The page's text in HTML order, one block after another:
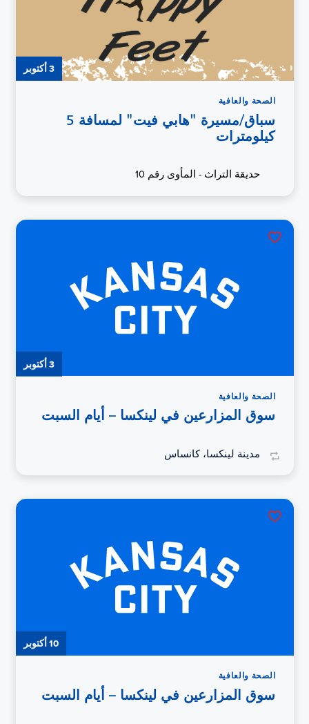
3 أكتوبر
الصحة والعافية
سباق/مسيرة "هابي فيت" لمسافة 5
كيلومترات
حديقة التراث - المأوى رقم 10
3 أكتوبر
الصحة والعافية
سوق المزارعين في لينكسا – أيام السبت
مدينة لينكسا، كانساس
10 أكتوبر
الصحة والعافية
سوق المزارعين في لينكسا – أيام السبت